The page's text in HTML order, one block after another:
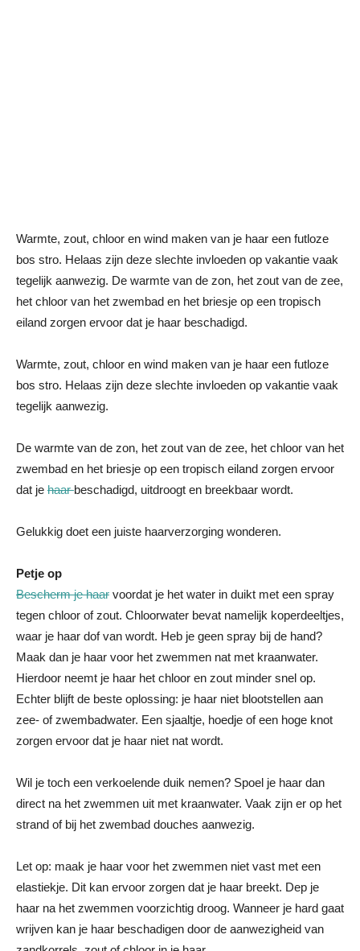
Warmte, zout, chloor en wind maken van je haar een futloze
bos stro. Helaas zijn deze slechte invloeden op vakantie vaak
tegelijk aanwezig. De warmte van de zon, het zout van de zee,
het chloor van het zwembad en het briesje op een tropisch
eiland zorgen ervoor dat je haar beschadigd.
Warmte, zout, chloor en wind maken van je haar een futloze
bos stro. Helaas zijn deze slechte invloeden op vakantie vaak
tegelijk aanwezig.
De warmte van de zon, het zout van de zee, het chloor van het
zwembad en het briesje op een tropisch eiland zorgen ervoor
dat je haarbeschadigd, uitdroogt en breekbaar wordt.
Gelukkig doet een juiste haarverzorging wonderen.
Petje op
Bescherm je haar voordat je het water in duikt met een spray
tegen chloor of zout. Chloorwater bevat namelijk koperdeeltjes,
waar je haar dof van wordt. Heb je geen spray bij de hand?
Maak dan je haar voor het zwemmen nat met kraanwater.
Hierdoor neemt je haar het chloor en zout minder snel op.
Echter blijft de beste oplossing: je haar niet blootstellen aan
zee- of zwembadwater. Een sjaaltje, hoedje of een hoge knot
zorgen ervoor dat je haar niet nat wordt.
Wil je toch een verkoelende duik nemen? Spoel je haar dan
direct na het zwemmen uit met kraanwater. Vaak zijn er op het
strand of bij het zwembad douches aanwezig.
Let op: maak je haar voor het zwemmen niet vast met een
elastiekje. Dit kan ervoor zorgen dat je haar breekt. Dep je
haar na het zwemmen voorzichtig droog. Wanneer je hard gaat
wrijven kan je haar beschadigen door de aanwezigheid van